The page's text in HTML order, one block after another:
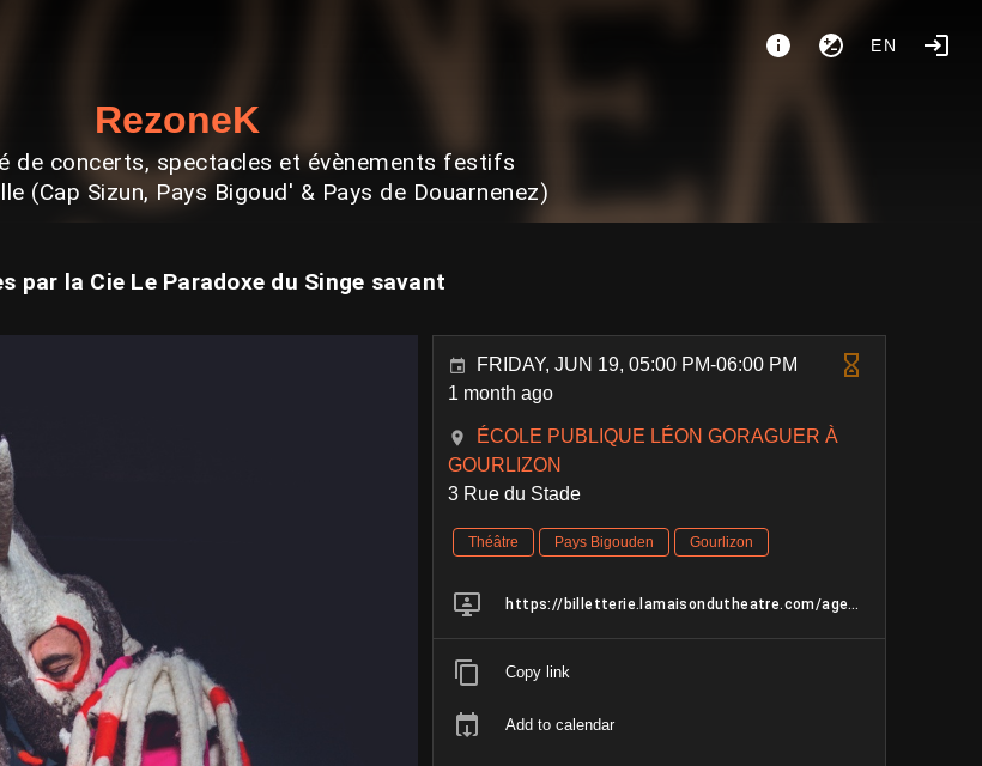
EN
RezoneK
de concerts, spectacles et évènements festifs
(Cap Sizun, Pays Bigoud' & Pays de Douarnenez)
par la Cie Le Paradoxe du Singe savant
FRIDAY, JUN 19, 05:00 PM-06:00 PM
1 month ago
ÉCOLE PUBLIQUE LÉON GORAGUER À
GOURLIZON
3 Rue du Stade
Théâtre Pays Bigouden Gourlizon
https://billetterie.lamaisondutheatre.com/agenda/373-cr%C3%A9atures
Copy link
Add to calendar